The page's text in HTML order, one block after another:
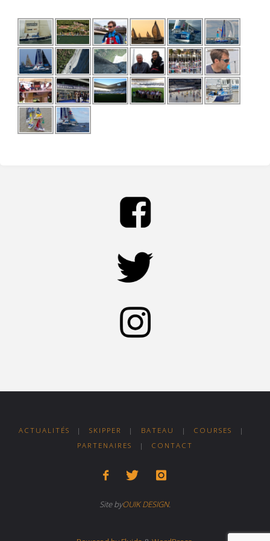
ACTUALITÉS | SKIPPER | BATEAU | COURSES
|
PARTENAIRES
| CONTACT
Site byOUIK DESIGN.